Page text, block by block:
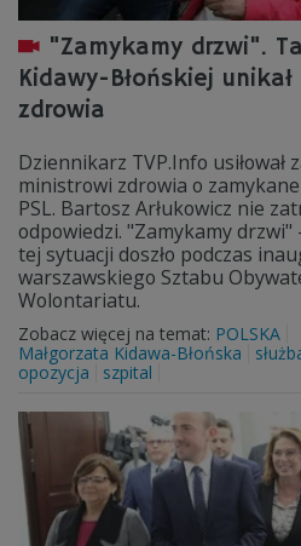
"Zamykamy drzwi".
Kidawy-Błońskiej
zdrowia
Dziennikarz TVP.Info usiłował
ministrowi zdrowia o
PSL. Bartosz Arłukowicz nie
odpowiedzi. "Zamykamy drzwi"
tej sytuacji doszło podczas
warszawskiego Sztabu
Wolontariatu.
Zobacz więcej na temat: POLSKA
Małgorzata Kidawa-Błońska
opozycja
szpital